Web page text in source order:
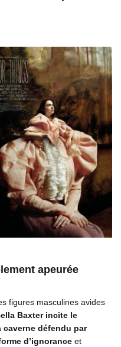
apeurée
figures masculines avides
Baxter incite le
défendu par
d’ignorance et